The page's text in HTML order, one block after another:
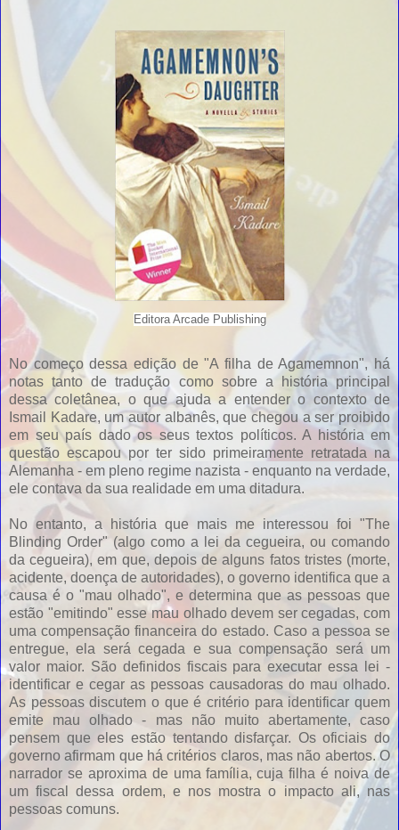
Editora Arcade Publishing
No começo dessa edição de "A filha de Agamemnon", há
notas tanto de tradução como sobre a história principal
dessa coletânea, o que ajuda a entender o contexto de
Ismail Kadare, um autor albanês, que chegou a ser proibido
em seu país dado os seus textos políticos. A história em
questão escapou por ter sido primeiramente retratada na
Alemanha - em pleno regime nazista - enquanto na verdade,
ele contava da sua realidade em uma ditadura.
No entanto, a história que mais me interessou foi "The
Blinding Order" (algo como a lei da cegueira, ou comando
da cegueira), em que, depois de alguns fatos tristes (morte,
acidente, doença de autoridades), o governo identifica que a
causa é o "mau olhado", e determina que as pessoas que
estão "emitindo" esse mau olhado devem ser cegadas, com
uma compensação financeira do estado. Caso a pessoa se
entregue, ela será cegada e sua compensação será um
valor maior. São definidos fiscais para executar essa lei -
identificar e cegar as pessoas causadoras do mau olhado.
As pessoas discutem o que é critério para identificar quem
emite mau olhado - mas não muito abertamente, caso
pensem que eles estão tentando disfarçar. Os oficiais do
governo afirmam que há critérios claros, mas não abertos. O
narrador se aproxima de uma família, cuja filha é noiva de
um fiscal dessa ordem, e nos mostra o impacto ali, nas
pessoas comuns.